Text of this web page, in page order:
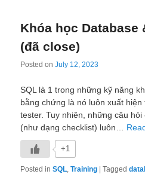
Khóa học Database
(đã close)
Posted onJuly 12, 2023
SQL là 1 trong những kỹ năng
bằng chứng là nó luôn xuất
tester. Tuy nhiên, những câu
(như dạng checklist) luôn…
+1
Posted in SQL ,Training |Tagged